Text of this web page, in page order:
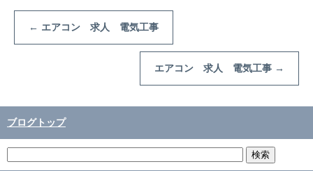
← エアコン 求人 電気工事
エアコン 求人 電気工事 →
ブログトップ